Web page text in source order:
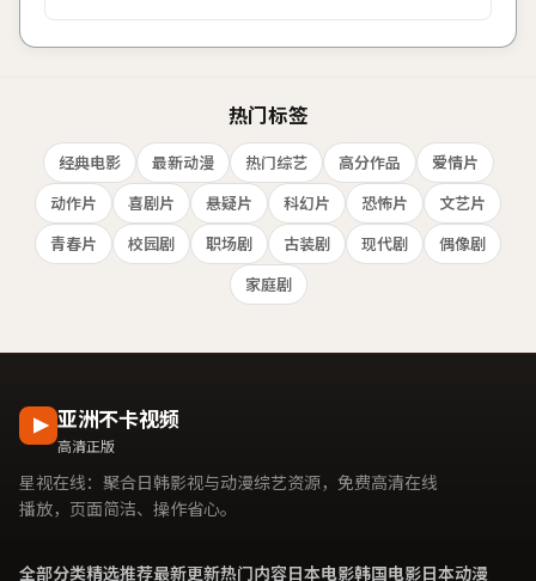
热门标签
经典电影 最新动漫 热门综艺 高分作品
爱情片
动作片
喜剧片 悬疑片 科幻片 恐怖片
文艺片
青春片
校园剧 职场剧 古装剧 现代剧
偶像剧
家庭剧
亚洲不卡视频
高清正版
星视在线：聚合日韩影视与动漫综艺资源，免费高清在线
播放，页面简洁、操作省心。
全部分类精选推荐最新更新热门内容日本电影韩国电影日本动漫